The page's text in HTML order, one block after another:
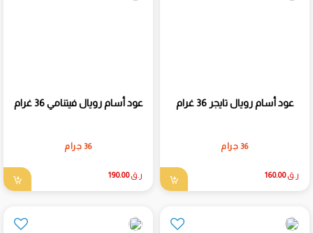
عود أسام رويال تايجر 36 غرام
36 جرام
ر.ق160.00
عود أسام رويال فيتنامي 36 غرام
36 جرام
ر.ق190.00